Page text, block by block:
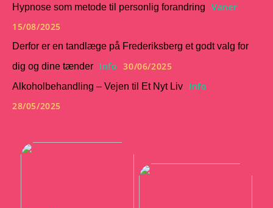
Hypnose som metode til personlig forandring
Vaner
15/08/2025
Derfor er en tandlæge på Frederiksberg et godt valg for
dig og dine tænder
Info 30/06/2025
Alkoholbehandling – Vejen til Et Nyt Liv
Info
28/05/2025